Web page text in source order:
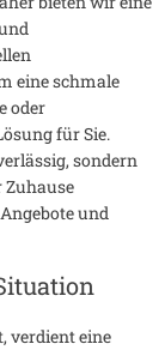
eine schmale
oder
für Sie.
sondern
und
verdient eine